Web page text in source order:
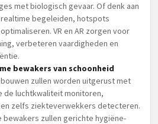
met biologisch gevaar. Of denk aan
begeleiden, hotspots
VR en AR zorgen voor
verbeteren vaardigheden en
bewakers van schoonheid
zullen worden uitgerust met
de luchtkwaliteit monitoren,
zelfs ziekteverwekkers detecteren.
bewakers zullen gerichte hygiëne-